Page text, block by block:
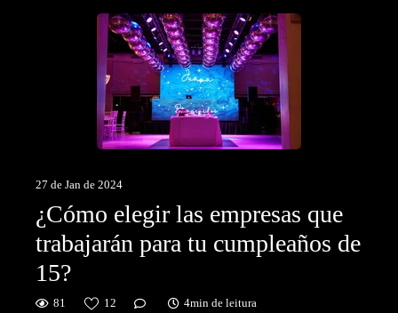
27 de Jan de 2024
¿Cómo elegir las empresas que
trabajarán para tu cumpleaños de
15?
81 12 4min de leitura